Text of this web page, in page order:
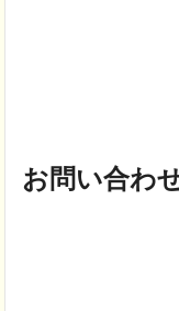
お問い合わ